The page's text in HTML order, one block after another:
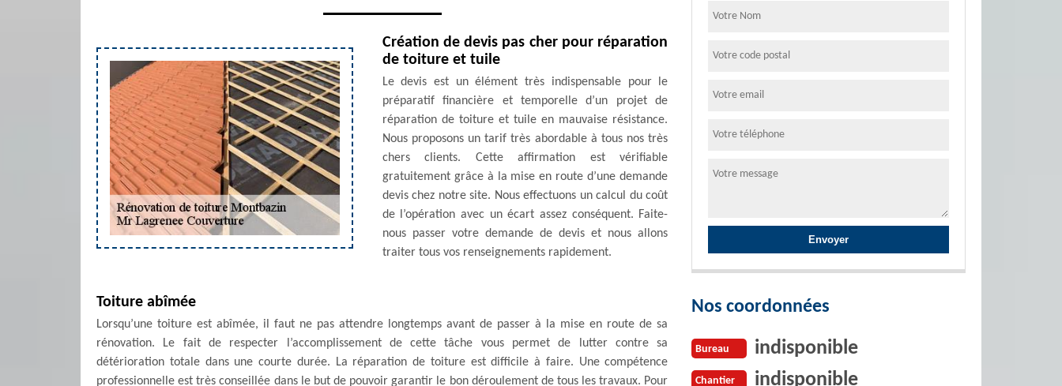
Création de devis pas cher pour réparation
de toiture et tuile
Le devis est un élément très indispensable pour le
préparatif financière et temporelle d’un projet de
réparation de toiture et tuile en mauvaise résistance.
Nous proposons un tarif très abordable à tous nos très
chers clients. Cette affirmation est vérifiable
gratuitement grâce à la mise en route d’une demande
devis chez notre site. Nous effectuons un calcul du coût
de l’opération avec un écart assez conséquent. Faite-
nous passer votre demande de devis et nous allons
traiter tous vos renseignements rapidement.
Toiture abîmée
Lorsqu’une toiture est abîmée, il faut ne pas attendre longtemps avant de passer à la mise en route de sa
rénovation. Le fait de respecter l’accomplissement de cette tâche vous permet de lutter contre sa
détérioration totale dans une courte durée. La réparation de toiture est difficile à faire. Une compétence
professionnelle est très conseillée dans le but de pouvoir garantir le bon déroulement de tous les travaux. Pour
Nos coordonnées
Bureau indisponible
Chantier indisponible